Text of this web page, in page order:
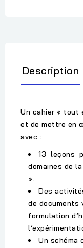
Description
Un cahier « tout
et de mettre en
avec :
13 leçons
domaines de
».
Des
de documents
formulation
Un schéma